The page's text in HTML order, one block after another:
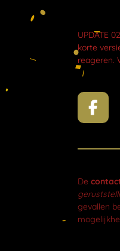
UPDATE
korte
reageren.
F
a
o
o
k
De
gevallen